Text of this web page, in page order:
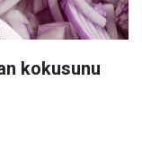
kokusunu